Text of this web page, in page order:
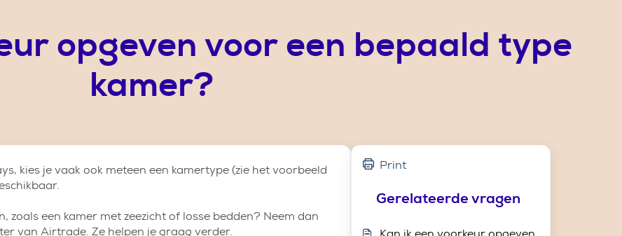
opgeven voor een bepaald type
kamer?
kies je vaak ook meteen een kamertype (zie het voorbeeld
een kamer met zeezicht of losse bedden? Neem dan
van Airtrade. Ze helpen je graag verder.
Print
Gerelateerde vragen